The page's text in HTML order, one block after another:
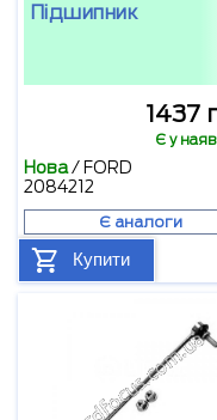
Підшипник
1437
Є у
Нова/ FORD
2084212
Є аналоги
Купити